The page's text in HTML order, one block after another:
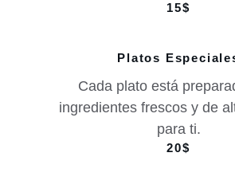
15$
Platos
Cada plato está
ingredientes frescos y de
para ti.
20$